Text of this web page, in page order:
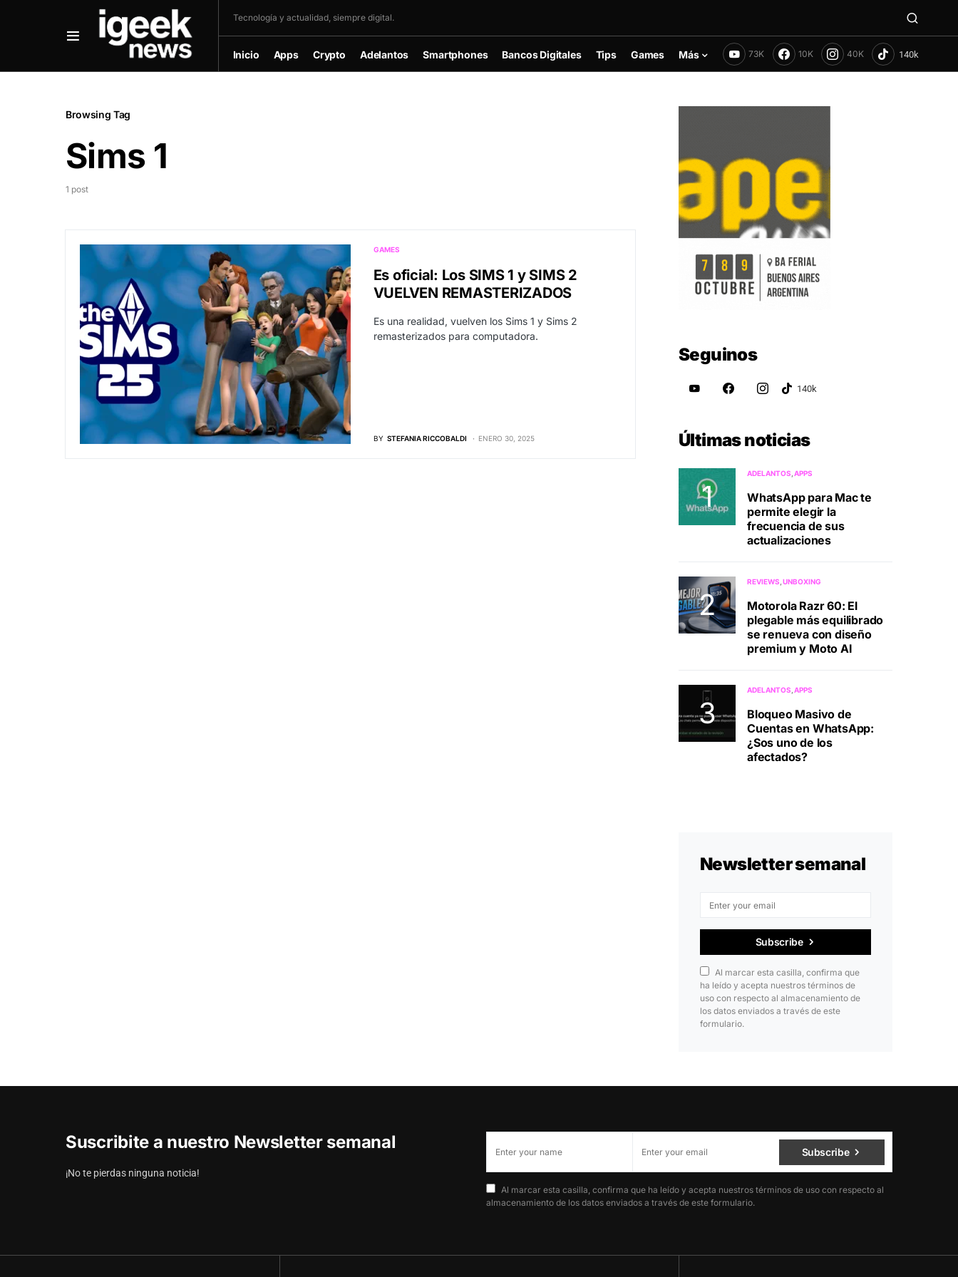
Tecnología y actualidad, siempre digital.
Inicio Apps Crypto Adelantos Smartphones Bancos Digitales Tips Games Más 73K 10K 40K
Browsing Tag
Sims 1
1 post
GAMES
Es oficial: Los SIMS 1 y SIMS 2
VUELVEN REMASTERIZADOS
Es una realidad, vuelven los Sims 1 y Sims 2
remasterizados para computadora.
BY STEFANIA RICCOBALDI ENERO 30, 2025
Seguinos
Últimas noticias
ADELANTOS APPS
WhatsApp para Mac te
permite elegir la
frecuencia de sus
actualizaciones
REVIEWS UNBOXING
Motorola Razr 60: El
plegable más equilibrado
se renueva con diseño
premium y Moto AI
ADELANTOS APPS
Bloqueo Masivo de
Cuentas en WhatsApp:
¿Sos uno de los
afectados?
Newsletter semanal
Subscribe
Al marcar esta casilla, confirma que
ha leído y acepta nuestros términos de
uso con respecto al almacenamiento de
los datos enviados a través de este
formulario.
Suscribite a nuestro Newsletter semanal
¡No te pierdas ninguna noticia!
Subscribe
Al marcar esta casilla, confirma que ha leído y acepta nuestros términos de uso con respecto al
almacenamiento de los datos enviados a través de este formulario.